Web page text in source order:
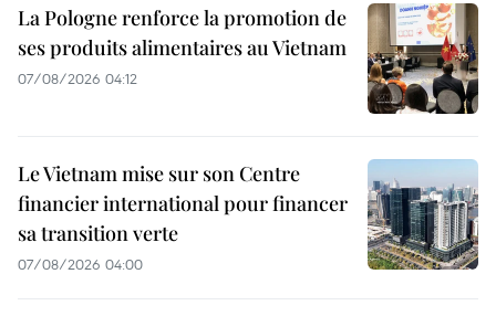
La Pologne renforce la promotion de
ses produits alimentaires au Vietnam
07/08/2026 04:12
Le Vietnam mise sur son Centre
financier international pour financer
sa transition verte
07/08/2026 04:00